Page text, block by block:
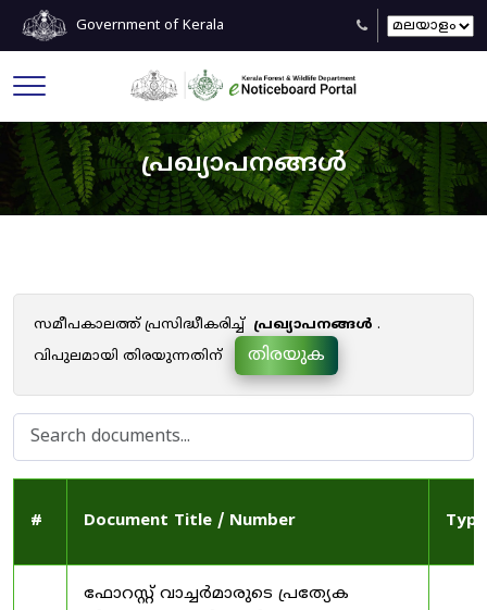
Government of Kerala
പ്രഖ്യാപനങ്ങൾ
സമീപകാലത്ത് പ്രസിദ്ധീകരിച്ച് പ്രഖ്യാപനങ്ങൾ .
വിപുലമായി തിരയുന്നതിന്
തിരയുക
# Document Title / Number Type
ഫോറസ്റ്റ് വാച്ചർമാരുടെ പ്രത്യേക